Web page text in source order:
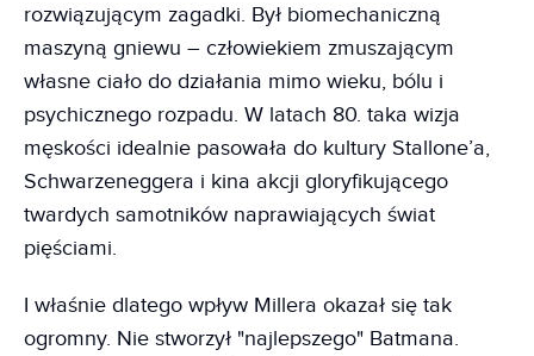
rozwiązującym zagadki. Był biomechaniczną
maszyną gniewu – człowiekiem zmuszającym
własne ciało do działania mimo wieku, bólu i
psychicznego rozpadu. W latach 80. taka wizja
męskości idealnie pasowała do kultury Stallone’a,
Schwarzeneggera i kina akcji gloryfikującego
twardych samotników naprawiających świat
pięściami.
I właśnie dlatego wpływ Millera okazał się tak
ogromny. Nie stworzył "najlepszego" Batmana.